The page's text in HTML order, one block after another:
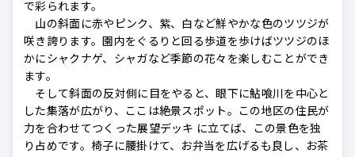
で彩られます。
山の斜面に赤やピンク、紫、白など鮮やかな色のツツジが
咲き誇ります。園内をぐるりと回る歩道を歩けばツツジのほ
かにシャクナゲ、シャガなど季節の花々を楽しむことができ
ます。
そして斜面の反対側に目をやると、眼下に鮎喰川を中心と
した集落が広がり、ここは絶景スポット。この地区の住民が
力を合わせてつくった展望デッキ に立てば、この景色を独
り占めです。椅子に腰掛けて、お弁当を広げるも良し、お茶